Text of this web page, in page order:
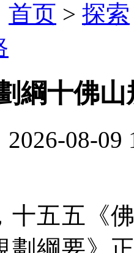
首页 > 探索
綱十佛
08-09
五五《佛